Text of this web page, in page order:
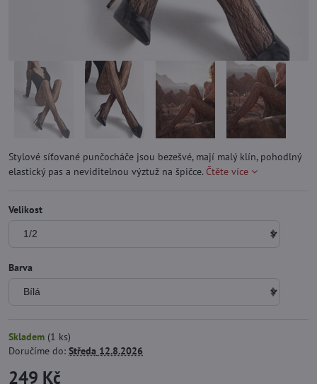
Stylové síťované punčocháče jsou bezešvé, mají malý klín, pohodlný
elastický pas a neviditelnou výztuž na špičce. Čtěte více
Velikost
Barva
Skladem (1 ks)
Doručíme do: Středa 12.8.2026
249 Kč